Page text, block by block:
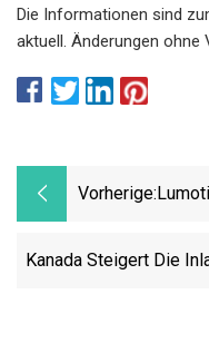
Die Informationen sind
aktuell. Änderungen ohne
Vorherige:
Kanada Steigert Die